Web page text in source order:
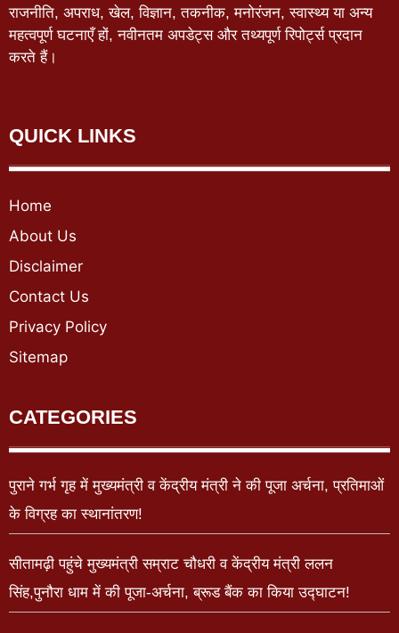
राजनीति, अपराध, खेल, विज्ञान, तकनीक, मनोरंजन, स्वास्थ्य या अन्य
महत्वपूर्ण घटनाएँ हों, नवीनतम अपडेट्स और तथ्यपूर्ण रिपोर्ट्स प्रदान
करते हैं।
QUICK LINKS
Home
About Us
Disclaimer
Contact Us
Privacy Policy
Sitemap
CATEGORIES
पुराने गर्भ गृह में मुख्यमंत्री व केंद्रीय मंत्री ने की पूजा अर्चना, प्रतिमाओं
के विग्रह का स्थानांतरण!
सीतामढ़ी पहुंचे मुख्यमंत्री सम्राट चौधरी व केंद्रीय मंत्री ललन
सिंह,पुनौरा धाम में की पूजा-अर्चना, ब्रूड बैंक का किया उद्घाटन!